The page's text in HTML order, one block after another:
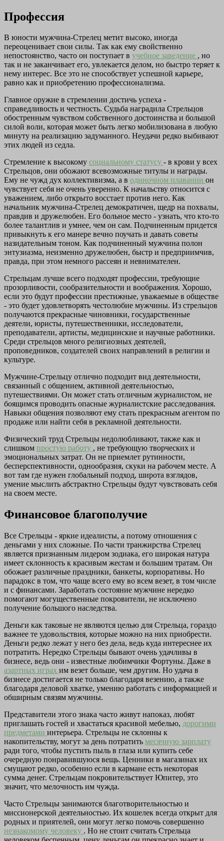
Профессия
В юности мужчина-Стрелец метит высоко, иногда
переоценивает свои силы. Так как ему свойственно
непостоянство, часто он поступает в учебное заведение , но
так и не заканчивает его, увлекается делом, но быстро теряет к
нему интерес. Все это не способствует успешной карьере,
равно как и приобретению профессионализма.
Главное оружие в стремлении достичь успеха -
справедливость и честность. Судьба наградила Стрельцов
обостренным чувством собственного достоинства и большой
силой воли, которая может быть легко мобилизована в любую
минуту на реализацию задуманного. Неудачи редко выбивают
этих людей из седла.
Стремление к высокому социальному статусу - в крови у всех
Стрельцов, они обожают всевозможные титулы и награды.
Ему не чужд дух коллективизма, а в одиночном плавании он
чувствует себя не очень уверенно. К начальству относится с
уважением, либо открыто восстает против него. Как
начальник мужчина-Стрелец демократичен, щедр на похвалы,
правдив и дружелюбен. Его больное место - узнать, что кто-то
более талантлив и умнее, чем он сам. Подчиненным придется
привыкнуть к его манере вечно поучать и давать советы
назидательным тоном. Как подчиненный мужчина полон
энтузиазма, неизменно дружелюбен, быстр и предприимчив,
правда, при этом немного рассеян и невнимателен.
Стрельцам лучше всего подходят профессии, требующие
прозорливости, сообразительности и воображения. Хорошо,
если это будут профессии престижные, уважаемые в обществе
- это будет удовлетворять честолюбие мужчины. Из стрельцов
получаются прекрасные чиновники, государственные
деятели, юристы, путешественники, исследователи,
преподаватели, артисты, медицинские и научные работники.
Среди стрельцов много религиозных деятелей,
проповедников, создателей своих направлений в религии и
культуре.
Мужчине-Стрельцу отлично подходит вид деятельности,
связанный с общением, активной деятельностью,
путешествиями. Он может стать отличным журналистом, не
боящимся проводить опасные журналистские расследования.
Навыки общения позволяют ему стать прекрасным агентом по
продаже или найти себя в рекламной деятельности.
Физический труд Стрельцы недолюбливают, также как и
слишком простую работу , не требующую творческих и
эмоциональных затрат. Он не приемлет рутинности,
бесперспективности, однообразия, скуки на рабочем месте. А
вот там где нужен глобальный подход, широта взглядов,
умение мыслить абстрактно Стрельцы будут чувствовать себя
на своем месте.
Финансовое благополучие
Все Стрельцы - яркие идеалисты, а потому отношения с
деньгами у них сложные. По части транжирства Стрелец
является признанным лидером зодиака, его широкая натура
имеет склонность к красивым жестам и большим тратам. Он
обожает различные праздники, банкеты, корпоративы. Но
парадокс в том, что чаще всего ему во всем везет, в том числе
и с финансами. Заработать состояние мужчине нередко
помогают могущественные покровители, не исключено
получение большого наследства.
Деньги как таковые не являются целью для Стрельца, гораздо
важнее те удовольствия, которые можно на них приобрести.
Деньги редко лежат у него без дела, ведь куда интереснее их
потратить. Нередко Стрельцы бывают очень удачливы в
бизнесе, ведь они - известные любимчики Фортуны. Даже в
азартных играх им везет больше, чем другим. Но удача в
бизнесе достигается не только благодаря везению, а также
благодаря деловой хватке, умению работать с информацией и
обширным связям мужчины.
Представители этого знака часто живут напоказ, любят
приглашать гостей и хвастаться красивой мебелью, дорогими
предметами интерьера. Стрельцы не склонны к
накопительству, могут за день потратить месячную зарплату
ради того, чтобы пустить пыль в глаза или купить себе
очередную понравившуюся вещь. Ценники в магазинах их
смущают редко, особенно если в кармане есть некоторая
сумма денег. Стрельцам покровительствует Юпитер, это
значит, что мелочность им чужда.
Часто Стрельцы занимаются благотворительностью и
миссионерской деятельностью. Их кошелек всегда открыт для
родных и приятелей, они могут легко помочь совершенно
незнакомому человеку . Но не стоит считать Стрельца